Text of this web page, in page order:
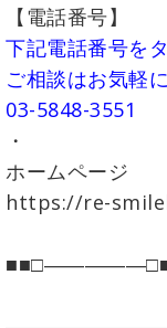
【電話番号】
下記電話番号を
ご相談はお気軽に
03-5848-3551
・
ホームページ
https://re-